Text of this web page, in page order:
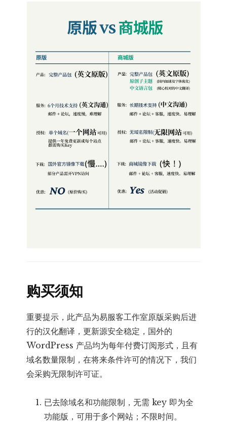
购买须知
重要提示，此产品为易服客工作室原版采购后进
行的汉化翻译，更新源安全稳定，国外的
WordPress 产品均为每年付费订阅形式，且有
域名数量限制，在将来条件许可的情况下，我们
会采购无限制许可证。
已去除域名和功能限制，无需 key 即为全
功能版，可用于多个网站；不限时间。